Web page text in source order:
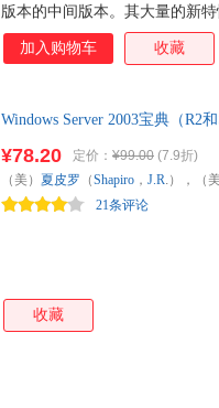
版本的中间版本。其大量的新
地发挥作用。 本书由长期从事
所述内容进行了充分的试用和
习，读者不仅能够全面了解
懂、图文并茂、内容全面，适
师生和所有WindowsServer2003
加入购物车 收藏
Windows Server 2003宝典（R2
¥78.20 定价： ¥99.00 (7.9折)
21条评论
（美） 夏皮罗 （Shapiro ， J.R.），（
民邮电出版社
收藏